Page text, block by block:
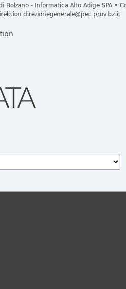
- Informatica Alto Adige SPA •